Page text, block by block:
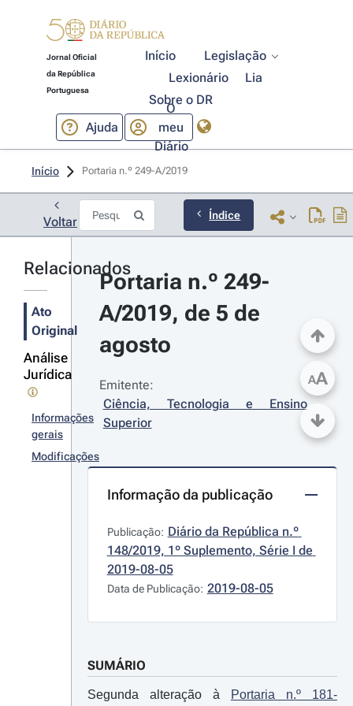
Jornal Oficial
da República
Portuguesa
Início
Legislação
Lexionário
Lia
Sobre o DR
Ajuda
O
meu
Diário
Início Portaria n.º 249-A/2019
Voltar Índice
Relacionados
Ato
Original
Análise
Jurídica
Informações
gerais
Modificações
Portaria n.º 249-
A/2019, de 5 de
agosto
Emitente:
Ciência, Tecnologia e Ensino
Superior
Informação da publicação
Publicação: Diário da República n.º
148/2019, 1º Suplemento, Série I de
2019-08-05
Data de Publicação: 2019-08-05
SUMÁRIO
Segunda alteração à Portaria n.º 181-
AA